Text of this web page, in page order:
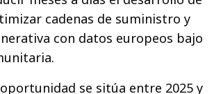
cadenas de suministro y
con datos europeos bajo
se sitúa entre 2025 y